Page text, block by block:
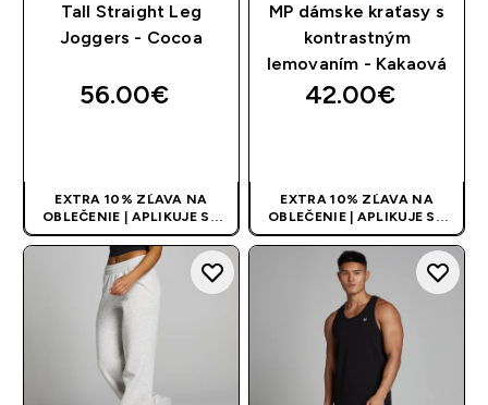
Tall Straight Leg
Joggers - Cocoa
56.00€‎
EXTRA 10% ZĽAVA NA
OBLEČENIE | APLIKUJE SA
AUTOMATICKY PRI KÚPE 3
KS
MP dámske kraťasy s
kontrastným
lemovaním - Kakaová
42.00€‎
EXTRA 10% ZĽAVA NA
OBLEČENIE | APLIKUJE SA
AUTOMATICKY PRI KÚPE 3
KS